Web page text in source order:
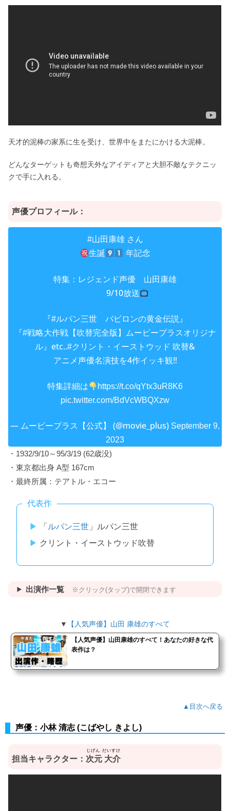
天才的泥棒の家系に生を受け、世界中をまたにかける大泥棒。
どんなターゲットも奇想天外なアイディアと大胆不敵なテクニッ
クで手に入れる。
声優プロフィール：
#山田康雄さん
生誕
年記念
特集：レジェンド声優 山田康雄
9/10放送
『#ルパン三世バビロンの黄金伝説』
『#戦略大作戦【吹替完全版】ムービープラスオリジナ
ル』etc..#クリント・イーストウッド 吹替&
アニメ声優名演技を4作イッキ観‼
特集詳細は
https://t.co/qYtx3uR8K6
pic.twitter.com/BdVcWBQXzw
— ムービープラス【公式】 (@movie_plus) September 9,
2023
・1932/9/10～95/3/19 (62歳没)
・東京都出身 A型 167cm
・最終所属：テアトル・エコー
代表作
「 ルパン三世」ルパン三世
クリント・イーストウッド吹替
出演作一覧 ※クリック(タップ)で開閉できます
▼ 【人気声優】山田 康雄のすべて
【人気声優】山田康雄のすべて！あなたの好きな代
表作は？
▲目次へ戻る
声優：小林 清志 (こばやし きよし)
担当キャラクター： 次元 大介
じげん だいすけ